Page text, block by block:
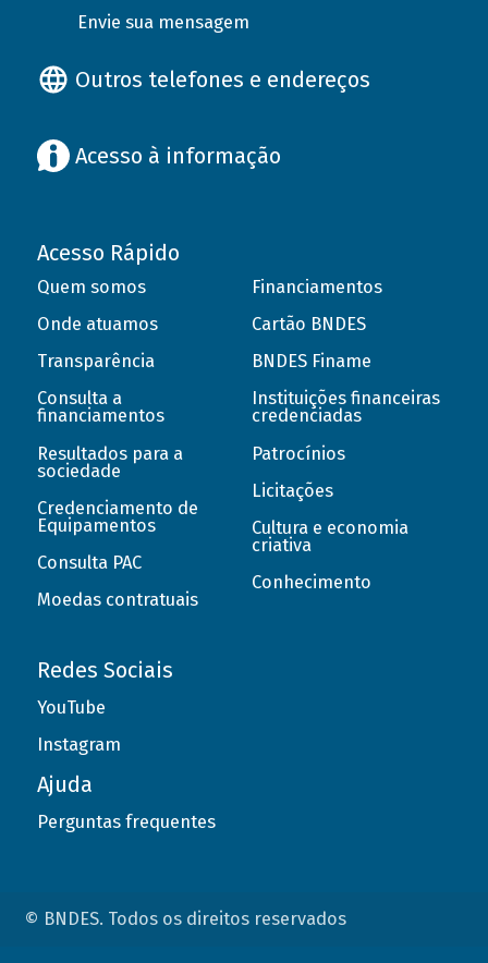
Envie sua mensagem
Outros telefones e endereços
Acesso à informação
Acesso Rápido
Quem somos
Onde atuamos
Transparência
Consulta a
financiamentos
Resultados para a
sociedade
Credenciamento de
Equipamentos
Consulta PAC
Moedas contratuais
Financiamentos
Cartão BNDES
BNDES Finame
Instituições financeiras
credenciadas
Patrocínios
Licitações
Cultura e economia
criativa
Conhecimento
Redes Sociais
YouTube
Instagram
Ajuda
Perguntas frequentes
© BNDES. Todos os direitos reservados